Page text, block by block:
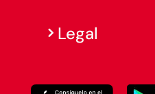
Legal